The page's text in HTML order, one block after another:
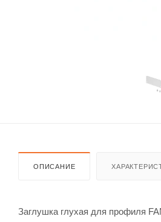
ОПИСАНИЕ
Заглушка глухая для профиля